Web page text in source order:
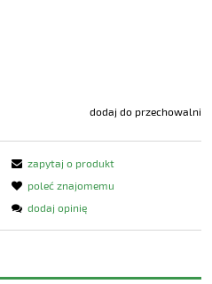
dodaj do przechowalni
zapytaj o produkt
poleć znajomemu
dodaj opinię